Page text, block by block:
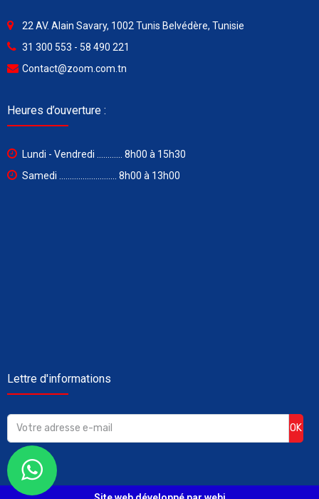
22 AV. Alain Savary, 1002 Tunis Belvédère, Tunisie
31 300 553 - 58 490 221
Contact@zoom.com.tn
Heures d’ouverture :
Lundi - Vendredi ............ 8h00 à 15h30
Samedi ........................... 8h00 à 13h00
Lettre d'informations
OK